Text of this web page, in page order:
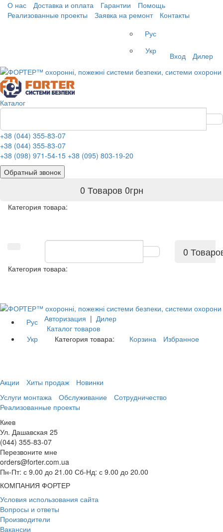
О нас Доставка и оплата Гарантии
Помощь
Реализованные проекты
Заявка на ремонт
Контакты
Рус
Укр
Вход Дилер
Каталог
+38 (044) 355-83-07
+38 (044) 355-83-07
+38 (098) 971-54-15 +38 (095) 803-19-20
Обратный звонок
0 Товаров 0грн
Категория товара:
0
Категория товара:
Рус
Укр
Авторизация | Дилер
Каталог товаров
Категория товара:
Корзина Избранное
Акции Хиты продаж
Новинки
Услуги монтажа
Обслуживание
Сотрудничество
Реализованные проекты
Киев
Ул. Дашавская 25
(044) 355-83-07
Перезвоните мне
orders@forter.com.ua
Пн-Пт: с 9.00 до 21.00 Сб-Нд: с 9.00 до 20.00
КОМПАНИЯ ФОРТЕР
Условия использования сайта
Вопросы и ответы
Производители
Вакансии